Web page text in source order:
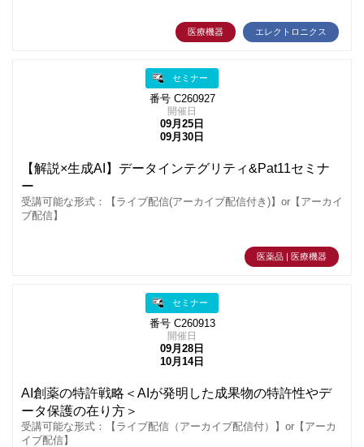
医療機器 エレクトロニクス
セミナー
番号 C260927
開催日
09月25日
09月30日
【解説×生成AI】データインテグリティ&Pat11セミナ
ー
受講可能な形式：【ライブ配信(アーカイブ配信付き)】or【アーカイ
ブ配信】
医薬品 | 医療機器
セミナー
番号 C260913
開催日
09月28日
10月14日
AI創薬の特許戦略＜AIが発明した成果物の特許性やデ
ータ保護の在り方＞
受講可能な形式：【ライブ配信（アーカイブ配信付）】or【アーカ
イブ配信】